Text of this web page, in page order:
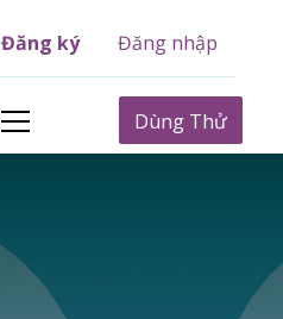
Đăng ký Đăng nhập
Dùng Thử